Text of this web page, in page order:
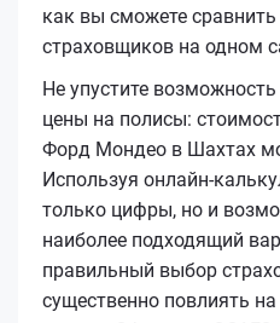
как вы сможете
страховщиков на одном
Не упустите
цены на полисы:
Форд Мондео в Шахтах
Используя онлайн-
только цифры, но и
наиболее подходящий
правильный выбор
существенно повлиять